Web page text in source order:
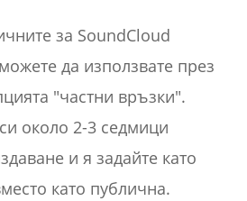
за SoundCloud
да използвате през
"частни връзки".
около 2-3 седмици
и я задайте като
като публична.